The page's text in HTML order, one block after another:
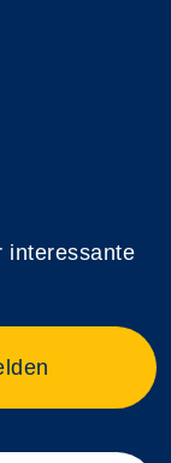
interessante